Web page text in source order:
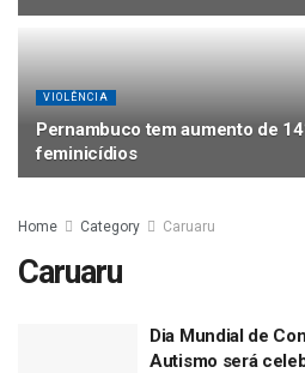
VIOLÊNCIA
Pernambuco tem aumento de
feminicídios
Home Category Caruaru
Caruaru
Dia Mundial de
Autismo será